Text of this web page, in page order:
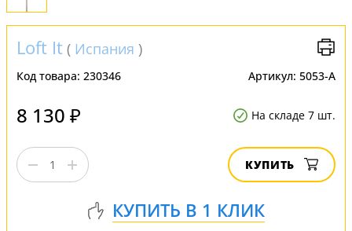
Loft It ( Испания )
Код товара: 230346 Артикул: 5053-A
8 130 ₽ На складе 7 шт.
КУПИТЬ